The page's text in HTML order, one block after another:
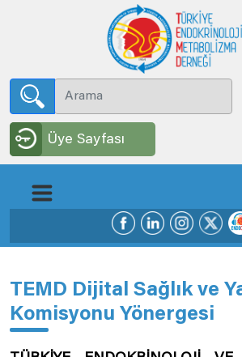
Üye Sayfası
TEMD Dijital Sağlık ve
Komisyonu Yönergesi